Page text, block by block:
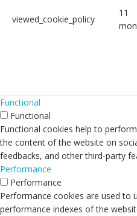
viewed_cookie_policy
11
Functional
Functional
Functional cookies help to
the content of the website on
feedbacks, and other third-party
Performance
Performance
Performance cookies are used to
performance indexes of the